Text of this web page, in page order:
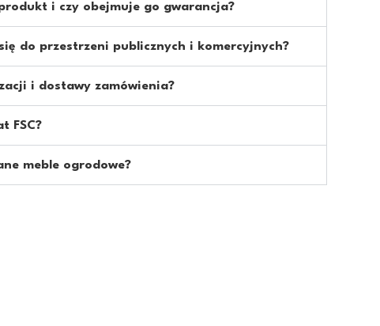
i czy obejmuje go gwarancja?
do przestrzeni publicznych i komercyjnych?
i dostawy zamówienia?
FSC?
meble ogrodowe?